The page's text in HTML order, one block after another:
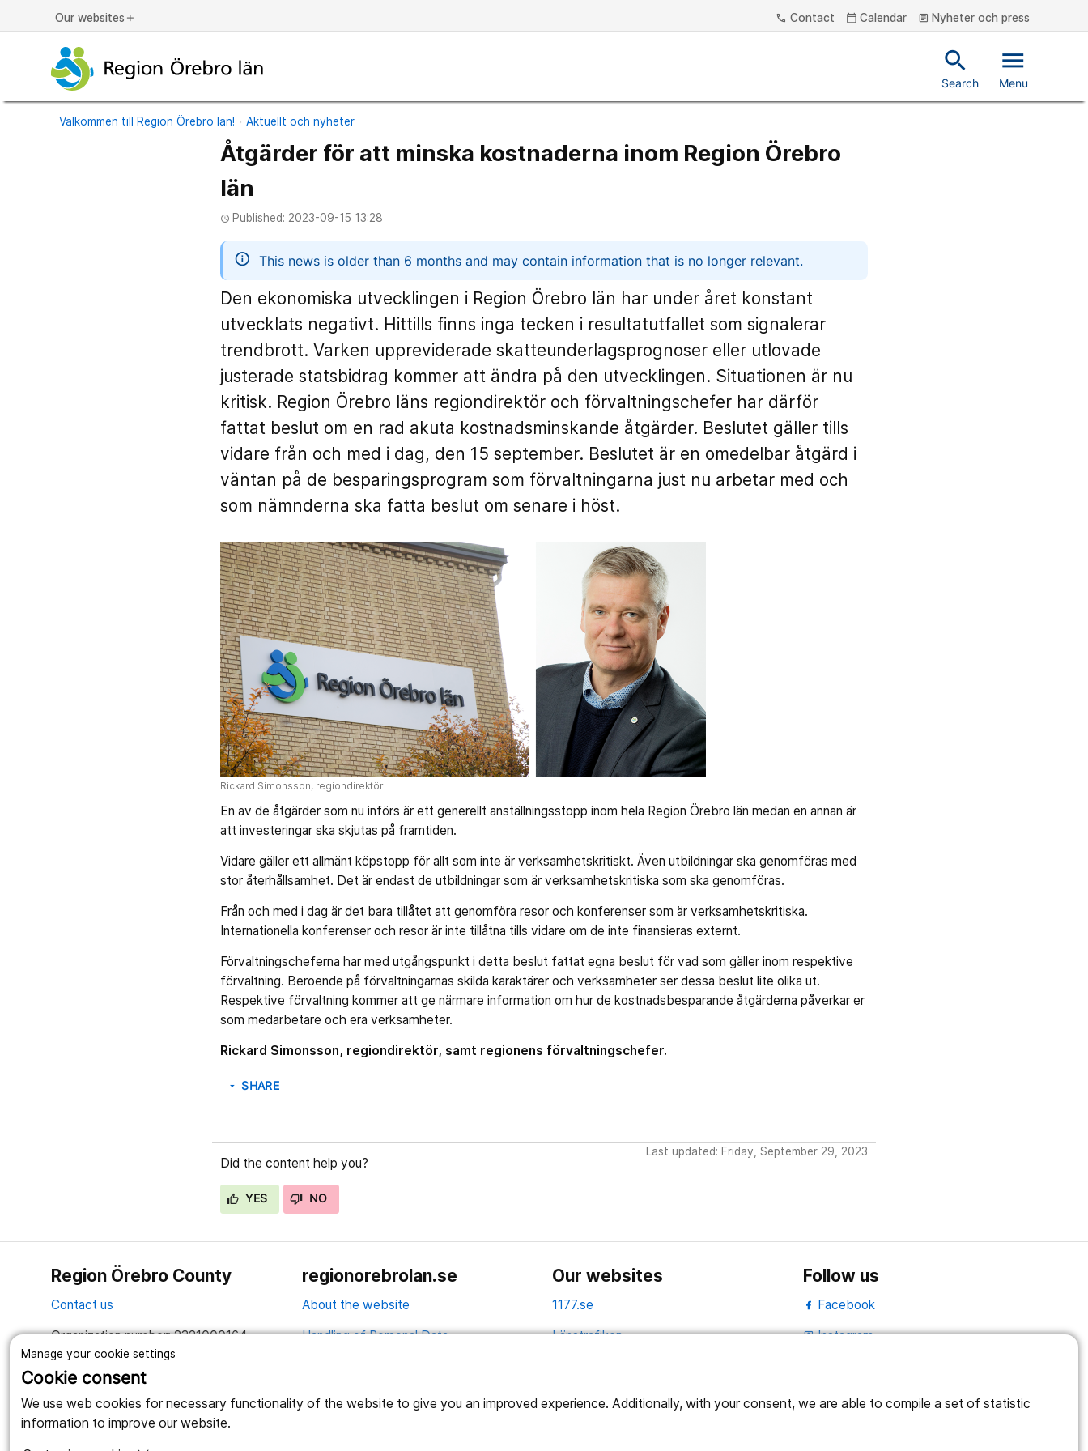
Manage your cookie settings
Cookie consent
We use web cookies for necessary functionality of the website to give you an improved experience. Additionally, with your consent, we are able to compile a set of statistic
information to improve our website.
Our websites add phone Contact calendar_today Calendar article Nyheter och press
search
Search
menu
Menu
Välkommen till Region Örebro län! Aktuellt och nyheter
Åtgärder för att minska kostnaderna inom Region Örebro
län
access_time Published: 2023-09-15 13:28
information
This news is older than 6 months and may contain information that is no longer relevant.
Den ekonomiska utvecklingen i Region Örebro län har under året konstant
utvecklats negativt. Hittills finns inga tecken i resultatutfallet som signalerar
trendbrott. Varken uppreviderade skatteunderlagsprognoser eller utlovade
justerade statsbidrag kommer att ändra på den utvecklingen. Situationen är nu
kritisk. Region Örebro läns regiondirektör och förvaltningschefer har därför
fattat beslut om en rad akuta kostnadsminskande åtgärder. Beslutet gäller tills
vidare från och med i dag, den 15 september. Beslutet är en omedelbar åtgärd i
väntan på de besparingsprogram som förvaltningarna just nu arbetar med och
som nämnderna ska fatta beslut om senare i höst.
Rickard Simonsson, regiondirektör
En av de åtgärder som nu införs är ett generellt anställningsstopp inom hela Region Örebro län medan en annan är
att investeringar ska skjutas på framtiden.
Vidare gäller ett allmänt köpstopp för allt som inte är verksamhetskritiskt. Även utbildningar ska genomföras med
stor återhållsamhet. Det är endast de utbildningar som är verksamhetskritiska som ska genomföras.
Från och med i dag är det bara tillåtet att genomföra resor och konferenser som är verksamhetskritiska.
Internationella konferenser och resor är inte tillåtna tills vidare om de inte finansieras externt.
Förvaltningscheferna har med utgångspunkt i detta beslut fattat egna beslut för vad som gäller inom respektive
förvaltning. Beroende på förvaltningarnas skilda karaktärer och verksamheter ser dessa beslut lite olika ut.
Respektive förvaltning kommer att ge närmare information om hur de kostnadsbesparande åtgärderna påverkar er
som medarbetare och era verksamheter.
Rickard Simonsson, regiondirektör, samt regionens förvaltningschefer.
arrow_drop_down SHARE
Did the content help you?
YES NO
Last updated: Friday, September 29, 2023
Region Örebro County
Contact us
Organization number: 2321000164
regionorebrolan.se
About the website
Handling of Personal Data
Our websites
1177.se
Länstrafiken
Utveckling
Follow us
Facebook
portraitInstagram